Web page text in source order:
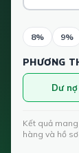
8% 9%
PHƯƠNG
Dư
Kết quả
hàng và hồ sơ